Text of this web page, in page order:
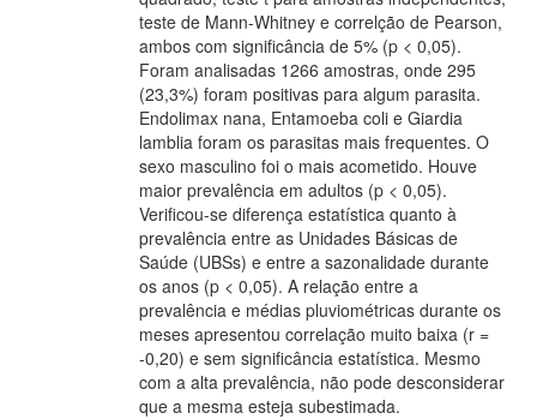
teste de Mann-Whitney e correlção de Pearson,
ambos com significância de 5% (p < 0,05).
Foram analisadas 1266 amostras, onde 295
(23,3%) foram positivas para algum parasita.
Endolimax nana, Entamoeba coli e Giardia
lamblia foram os parasitas mais frequentes. O
sexo masculino foi o mais acometido. Houve
maior prevalência em adultos (p < 0,05).
Verificou-se diferença estatística quanto à
prevalência entre as Unidades Básicas de
Saúde (UBSs) e entre a sazonalidade durante
os anos (p < 0,05). A relação entre a
prevalência e médias pluviométricas durante os
meses apresentou correlação muito baixa (r =
-0,20) e sem significância estatística. Mesmo
com a alta prevalência, não pode desconsiderar
que a mesma esteja subestimada.